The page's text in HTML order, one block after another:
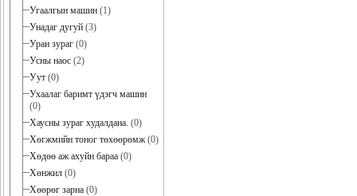
Угаалгын машин (1)
Унадаг дугуй (3)
Уран зураг (0)
Усны наос (2)
Уут (0)
Ухаалаг баримт үдэгч машин
(0)
Хаусны зураг худалдана. (0)
Хөгжмийн тоног төхөөрөмж(0)
Хөдөө аж ахуйн бараа (0)
Хөнжил (0)
Хөөрөг зарна (0)